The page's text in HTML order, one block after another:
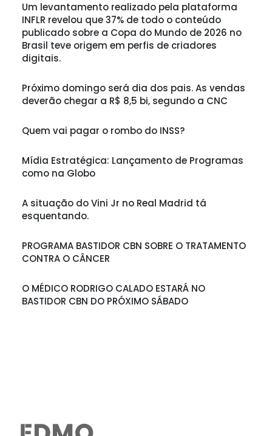
Um levantamento realizado pela plataforma
INFLR revelou que 37% de todo o conteúdo
publicado sobre a Copa do Mundo de 2026 no
Brasil teve origem em perfis de criadores
digitais.
Próximo domingo será dia dos pais. As vendas
deverão chegar a R$ 8,5 bi, segundo a CNC
Quem vai pagar o rombo do INSS?
Mídia Estratégica: Lançamento de Programas
como na Globo
A situação do Vini Jr no Real Madrid tá
esquentando.
PROGRAMA BASTIDOR CBN SOBRE O TRATAMENTO
CONTRA O CÂNCER
O MÉDICO RODRIGO CALADO ESTARÁ NO
BASTIDOR CBN DO PRÓXIMO SÁBADO